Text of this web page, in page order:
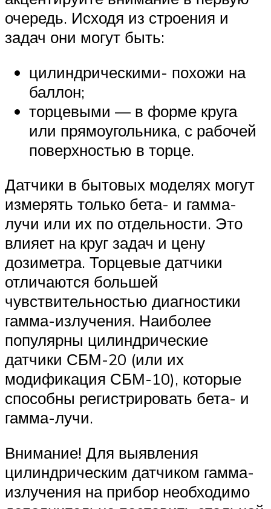
очередь. Исходя из строения и
задач они могут быть:
цилиндрическими- похожи на
баллон;
торцевыми — в форме круга
или прямоугольника, с рабочей
поверхностью в торце.
Датчики в бытовых моделях могут
измерять только бета- и гамма-
лучи или их по отдельности. Это
влияет на круг задач и цену
дозиметра. Торцевые датчики
отличаются большей
чувствительностью диагностики
гамма-излучения. Наиболее
популярны цилиндрические
датчики СБМ-20 (или их
модификация СБМ-10), которые
способны регистрировать бета- и
гамма-лучи.
Внимание! Для выявления
цилиндрическим датчиком гамма-
излучения на прибор необходимо